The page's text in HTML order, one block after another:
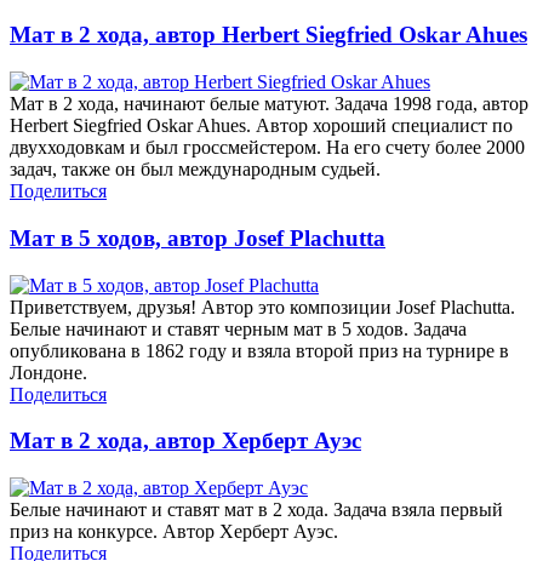
Мат в 2 хода, автор Herbert Siegfried Oskar Ahues
Мат в 2 хода, начинают белые матуют. Задача 1998 года, автор
Herbert Siegfried Oskar Ahues. Автор хороший специалист по
двухходовкам и был гроссмейстером. На его счету более 2000
задач, также он был международным судьей.
Поделиться
Мат в 5 ходов, автор Josef Plachutta
Приветствуем, друзья! Автор это композиции Josef Plachutta.
Белые начинают и ставят черным мат в 5 ходов. Задача
опубликована в 1862 году и взяла второй приз на турнире в
Лондоне.
Поделиться
Мат в 2 хода, автор Херберт Ауэс
Белые начинают и ставят мат в 2 хода. Задача взяла первый
приз на конкурсе. Автор Херберт Ауэс.
Поделиться